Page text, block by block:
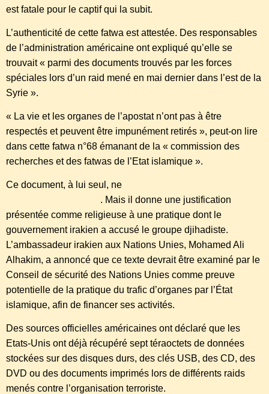
est fatale pour le captif qui la subit.
L’authenticité de cette fatwa est attestée. Des responsables
de l’administration américaine ont expliqué qu’elle se
trouvait « parmi des documents trouvés par les forces
spéciales lors d’un raid mené en mai dernier dans l’est de la
Syrie ».
« La vie et les organes de l’apostat n’ont pas à être
respectés et peuvent être impunément retirés », peut-on lire
dans cette fatwa n°68 émanant de la « commission des
recherches et des fatwas de l’Etat islamique ».
Ce document, à lui seul, ne
. Mais il donne une justification
présentée comme religieuse à une pratique dont le
gouvernement irakien a accusé le groupe djihadiste.
L’ambassadeur irakien aux Nations Unies, Mohamed Ali
Alhakim, a annoncé que ce texte devrait être examiné par le
Conseil de sécurité des Nations Unies comme preuve
potentielle de la pratique du trafic d’organes par l’État
islamique, afin de financer ses activités.
Des sources officielles américaines ont déclaré que les
Etats-Unis ont déjà récupéré sept téraoctets de données
stockées sur des disques durs, des clés USB, des CD, des
DVD ou des documents imprimés lors de différents raids
menés contre l’organisation terroriste.